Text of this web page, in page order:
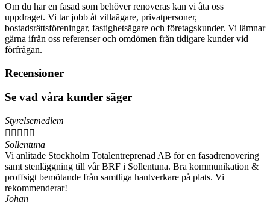
Om du har en fasad som behöver renoveras kan vi åta oss
uppdraget. Vi tar jobb åt villaägare, privatpersoner,
bostadsrättsföreningar, fastighetsägare och företagskunder. Vi lämnar
gärna ifrån oss referenser och omdömen från tidigare kunder vid
förfrågan.
Recensioner
Se vad våra kunder säger
Styrelsemedlem
    
Sollentuna
Vi anlitade Stockholm Totalentreprenad AB för en fasadrenovering
samt stenläggning till vår BRF i Sollentuna. Bra kommunikation &
proffsigt bemötande från samtliga hantverkare på plats. Vi
rekommenderar!
Johan